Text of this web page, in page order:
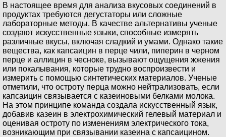
В настоящее время для анализа вкусовых соединений в
продуктах требуются дегустаторы или сложные
лабораторные методы. В качестве альтернативы ученые
создают искусственные языки, способные измерять
различные вкусы, включая сладкий и умами. Однако такие
вещества, как капсаицин в перце чили, пиперин в черном
перце и аллицин в чесноке, вызывают ощущения жжения
или покалывания, которые трудно воспроизвести и
измерить с помощью синтетических материалов. Ученые
отметили, что остроту перца можно нейтрализовать, если
капсаицин связывается с казеиновыми белками молока.
На этом принципе команда создала искусственный язык,
добавив казеин в электрохимический гелевый материал и
оценивая остроту по изменениям электрического тока,
возникающим при связывании казеина с капсаицином.